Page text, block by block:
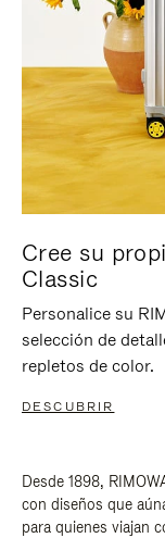
Cree su
Classic
Personalice su
selección de
repletos de color.
DESCUBRIR
Desde 1898,
con diseños que
para quienes viajan